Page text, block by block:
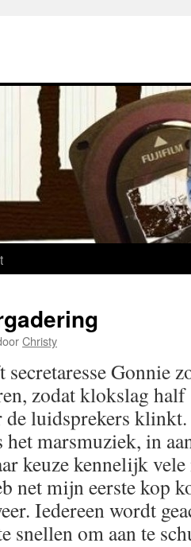
Christy
secretaresse Gonnie
zodat klokslag half
luidsprekers klinkt.
het marsmuziek, in
keuze kennelijk
net mijn eerste kop
Iedereen wordt
snellen om aan te